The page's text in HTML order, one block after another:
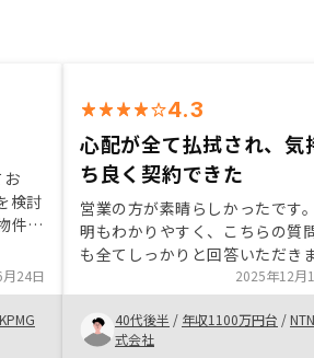
お
検討
件は
てお
決す
24日
KPMG
4.3
心配が全て払拭され、気
ち良く契約できた
営業の方が素晴らしかったです
明もわかりやすく、こちらの質
も全てしっかりと回答いただき
た。とても信頼できる取り引き
きました。将来の引退後の持ち
たはマンション購入に向けて運
たいと思います。特になし
2025年12月
40代後半 / 年収1100万円台 /
式会社